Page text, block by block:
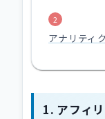
アナリティ
アフィ